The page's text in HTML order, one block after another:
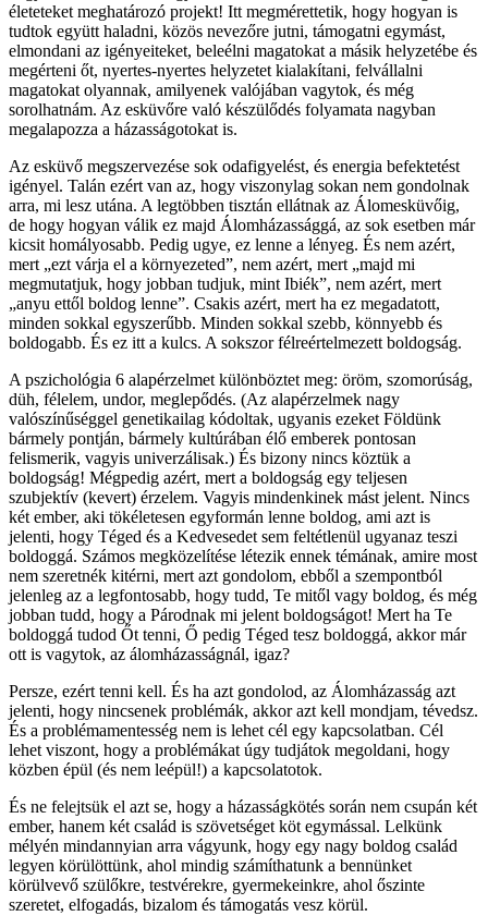
életeteket meghatározó projekt! Itt megmérettetik, hogy hogyan is
tudtok együtt haladni, közös nevezőre jutni, támogatni egymást,
elmondani az igényeiteket, beleélni magatokat a másik helyzetébe és
megérteni őt, nyertes-nyertes helyzetet kialakítani, felvállalni
magatokat olyannak, amilyenek valójában vagytok, és még
sorolhatnám. Az esküvőre való készülődés folyamata nagyban
megalapozza a házasságotokat is.
Az esküvő megszervezése sok odafigyelést, és energia befektetést
igényel. Talán ezért van az, hogy viszonylag sokan nem gondolnak
arra, mi lesz utána. A legtöbben tisztán ellátnak az Álomesküvőig,
de hogy hogyan válik ez majd Álomházassággá, az sok esetben már
kicsit homályosabb. Pedig ugye, ez lenne a lényeg. És nem azért,
mert „ezt várja el a környezeted”, nem azért, mert „majd mi
megmutatjuk, hogy jobban tudjuk, mint Ibiék”, nem azért, mert
„anyu ettől boldog lenne”. Csakis azért, mert ha ez megadatott,
minden sokkal egyszerűbb. Minden sokkal szebb, könnyebb és
boldogabb. És ez itt a kulcs. A sokszor félreértelmezett boldogság.
A pszichológia 6 alapérzelmet különböztet meg: öröm, szomorúság,
düh, félelem, undor, meglepődés. (Az alapérzelmek nagy
valószínűséggel genetikailag kódoltak, ugyanis ezeket Földünk
bármely pontján, bármely kultúrában élő emberek pontosan
felismerik, vagyis univerzálisak.) És bizony nincs köztük a
boldogság! Mégpedig azért, mert a boldogság egy teljesen
szubjektív (kevert) érzelem. Vagyis mindenkinek mást jelent. Nincs
két ember, aki tökéletesen egyformán lenne boldog, ami azt is
jelenti, hogy Téged és a Kedvesedet sem feltétlenül ugyanaz teszi
boldoggá. Számos megközelítése létezik ennek témának, amire most
nem szeretnék kitérni, mert azt gondolom, ebből a szempontból
jelenleg az a legfontosabb, hogy tudd, Te mitől vagy boldog, és még
jobban tudd, hogy a Párodnak mi jelent boldogságot! Mert ha Te
boldoggá tudod Őt tenni, Ő pedig Téged tesz boldoggá, akkor már
ott is vagytok, az álomházasságnál, igaz?
Persze, ezért tenni kell. És ha azt gondolod, az Álomházasság azt
jelenti, hogy nincsenek problémák, akkor azt kell mondjam, tévedsz.
És a problémamentesség nem is lehet cél egy kapcsolatban. Cél
lehet viszont, hogy a problémákat úgy tudjátok megoldani, hogy
közben épül (és nem leépül!) a kapcsolatotok.
És ne felejtsük el azt se, hogy a házasságkötés során nem csupán két
ember, hanem két család is szövetséget köt egymással. Lelkünk
mélyén mindannyian arra vágyunk, hogy egy nagy boldog család
legyen körülöttünk, ahol mindig számíthatunk a bennünket
körülvevő szülőkre, testvérekre, gyermekeinkre, ahol őszinte
szeretet, elfogadás, bizalom és támogatás vesz körül.